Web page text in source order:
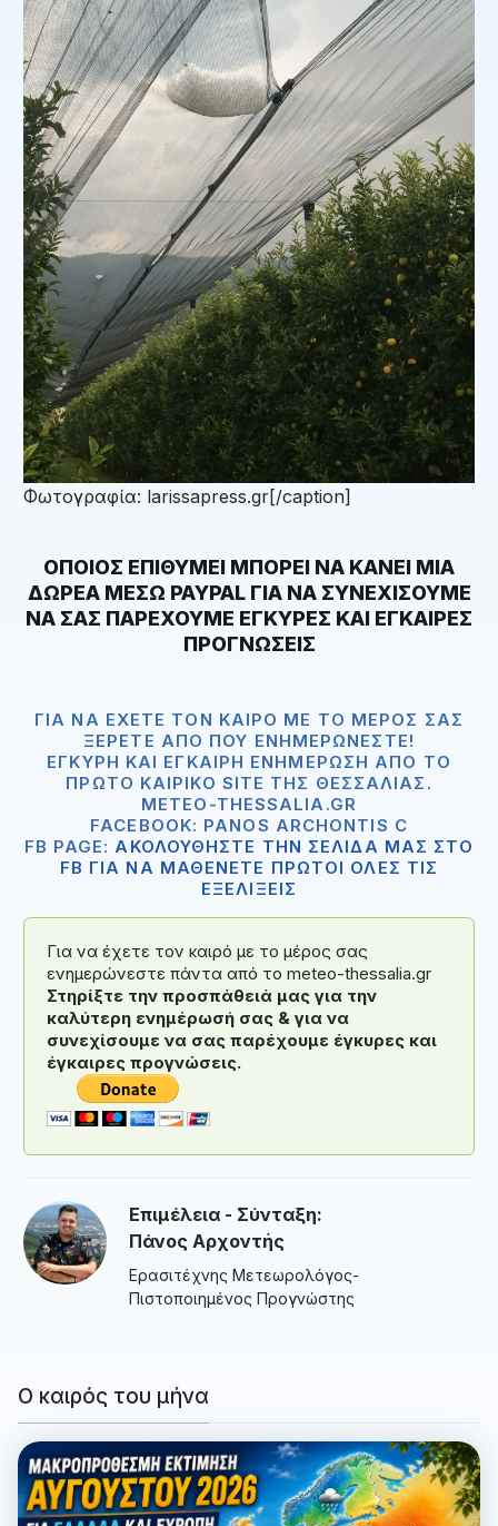
Φωτογραφία: larissapress.gr[/caption]
ΟΠΟΙΟΣ ΕΠΙΘΥΜΕΙ ΜΠΟΡΕΙ ΝΑ ΚΑΝΕΙ ΜΙΑ
ΔΩΡΕΑ ΜΕΣΩ PAYPALΓΙΑ ΝΑ ΣΥΝΕΧΙΣΟΥΜΕ
ΝΑ ΣΑΣ ΠΑΡΕΧΟΥΜΕ ΕΓΚΥΡΕΣ ΚΑΙ ΕΓΚΑΙΡΕΣ
ΠΡΟΓΝΩΣΕΙΣ
ΓΙΑ ΝΑ ΈΧΕΤΕ ΤΟΝ ΚΑΙΡΌ ΜΕ ΤΟ ΜΈΡΟΣ ΣΑΣ
ΞΈΡΕΤΕ ΑΠΟ ΠΟΥ ΕΝΗΜΕΡΏΝΕΣΤΕ!
ΈΓΚΥΡΗ ΚΑΙ ΈΓΚΑΙΡΗ ΕΝΗΜΈΡΩΣΗ ΑΠΟ ΤΟ
ΠΡΏΤΟ ΚΑΙΡΙΚΌ SITE ΤΗΣ ΘΕΣΣΑΛΊΑΣ.
METEO-THESSALIA.GR
FACEBOOK: PANOS ARCHONTIS C
FB PAGE: ΑΚΟΛΟΥΘΗΣΤΕ ΤΗΝ ΣΕΛΙΔΑ ΜΑΣ ΣΤΟ
FB ΓΙΑ ΝΑ ΜΑΘΕΝΕΤΕ ΠΡΩΤΟΙ ΟΛΕΣ ΤΙΣ
ΕΞΕΛΙΞΕΙΣ
Για να έχετε τον καιρό με το μέρος σας
ενημερώνεστε πάντα από το meteo-thessalia.gr
Στηρίξτε την προσπάθειά μας για την
καλύτερη ενημέρωσή σας & για να
συνεχίσουμε να σας παρέχουμε έγκυρες και
έγκαιρες προγνώσεις.
Επιμέλεια - Σύνταξη:
Πάνος Αρχοντής
Ερασιτέχνης Μετεωρολόγος-
Πιστοποιημένος Προγνώστης
Ο καιρός του μήνα